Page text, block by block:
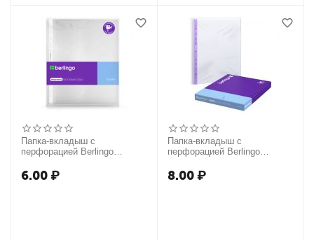
Папка-вкладыш с
перфорацией Berlingo
рельефная текстура,
матовая
6.00₽
Папка-вкладыш с
перфорацией Berlingo
рельефная текстура,
матовая, упаковка в
8.00₽